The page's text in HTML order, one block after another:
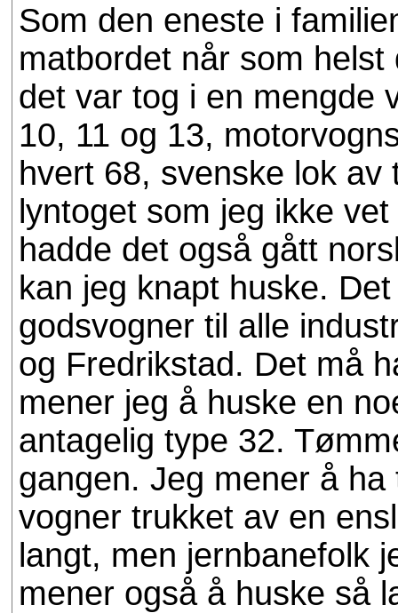
Som den eneste i
matbordet når som
det var tog i en mengde
10, 11 og 13,
hvert 68, svenske lok
lyntoget som jeg ikke
hadde det også gått
kan jeg knapt huske.
godsvogner til alle
og Fredrikstad. Det må
mener jeg å huske en
antagelig type 32.
gangen. Jeg mener å
vogner trukket av en
langt, men jernbanefolk
mener også å huske så